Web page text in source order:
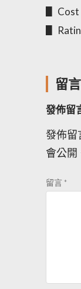
▋
▋
留言
發佈留
發佈留
會公開
留言*